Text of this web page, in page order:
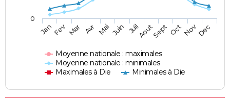
Moyenne nationale : maximales
Moyenne nationale : minimales
Maximales à Die
Minimales à Die
JanFev Mar Avr Mai Juin JuilAoutSept OctNovDec
0